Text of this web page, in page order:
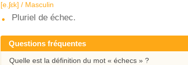
[e.ʃɛk] / Masculin
Pluriel de échec.
Questions fréquentes
Quelle est la définition du mot « échecs » ?